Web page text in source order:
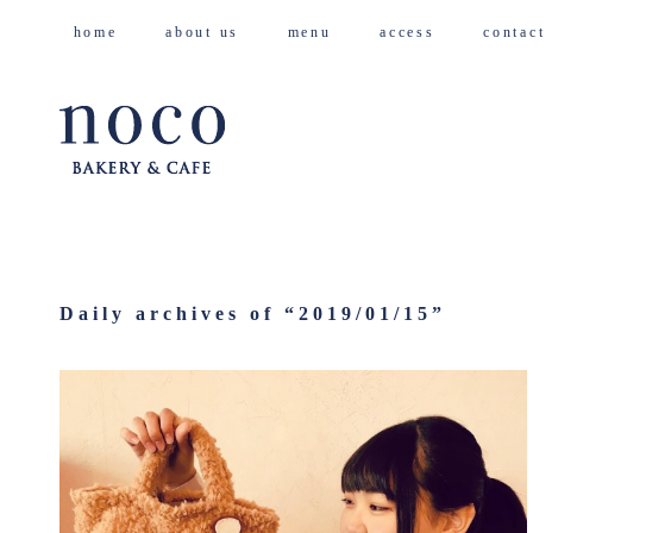
home about us menu access contact
Daily archives of “ 2019/01/15 ”
2019/01/15